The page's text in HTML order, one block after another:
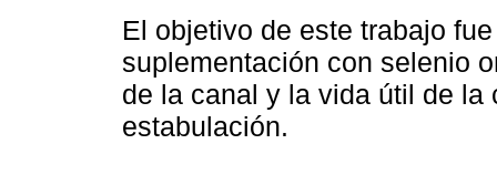
El objetivo de este trabajo
suplementación con selenio
de la canal y la vida útil de la
estabulación.